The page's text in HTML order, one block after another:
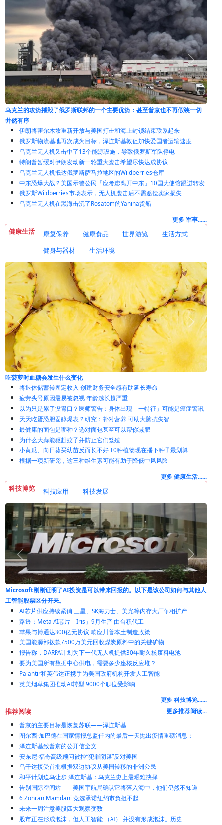
假装一切
“打破莫斯科的战斗意志”：俄罗斯现在正在输给乌克兰的战争
伊朗将霍尔木兹重新开放与美国打击和海上封锁结束联系起来
俄罗斯物流基地再次成为目标，泽连斯基敦促加快爱国者运输速度
乌克兰无人机又击中了13个能源设施，导致俄罗斯军队停电
特朗普暂缓对伊朗发动新一轮重大袭击希望尽快达成协议
乌克兰无人机抵达俄罗斯萨马拉地区的Wildberries仓库
中东恐爆大战？美国示警公民「应考虑离开中东」10国大使馆跟进转发
俄罗斯Wildberries市场表示，无人机袭击后不需赔偿卖家损失
乌克兰无人机在黑海击沉了Rosatom的Yanina货船
更多 军事......
健康生活 康复保养 健康食品 世界游览
生活方式
健身与器材
生活环境
每天吃蓝莓时，你的身体会发生什么
将退休储蓄转固定收入 创建财务安全感有助延长寿命
疲劳头号原因最易被忽视 年龄越长越严重
以为只是累了没胃口？医师警告：身体出现「一特征」可能是癌症警讯
天天吃蛋恐胆固醇爆表？研究：补对营养 可助大脑抗失智
最健康的面包是哪种？选对面包甚至可以帮你减肥
为什么大蒜能驱赶蚊子并防止它们繁殖
小黄瓜、向日葵买幼苗反而长不好 10种植物现在播下种子最划算
根据一项新研究，这三种维生素可能有助于降低中风风险
更多 健康生活......
科技博览 科技应用 科技发展
与其他人全球煤炭消费创下纪录，尽管煤炭发电正在减少
AI芯片供应持续紧俏 三星、SK海力士、美光等内存大厂争相扩产
路透：Meta AI芯片「Iris」9月生产 由台积代工
苹果与博通达300亿元协议 响应川普本土制造政策
美国能源部拨款7500万美元回收煤炭原料中的关键矿物
报告称，DARPA计划为下一代无人机提供30年耐久核废料电池
要为美国所有数据中心供电，需要多少座核反应堆？
Palantir和英伟达正携手为美国政府机构开发人工智能
英美烟草集团推动AI转型 9000个职位受影响
更多 科技博览......
推荐阅读
更多推荐阅读...
普京的主要目标是恢复苏联——泽连斯基
图尔西·加巴德在国家情报总监任内的最后一天抛出疫情重磅消息：
泽连斯基致普京的公开信全文
安东尼·福奇高级顾问被控“犯罪阴谋”反对美国
乌干达接受首批根据双边协议从美国转移的非洲公民
和平计划迫乌让步 泽连斯基：乌克兰史上最艰难抉择
告别国际空间站——美国宇航局确认它将落入海中，他们仍然不知道
6 Zohran Mamdani 竞选承诺纽约市负担不起
未来一周注意美股四大观察变数
股市正在形成泡沫，但人工智能 （AI） 并没有形成泡沫。历史